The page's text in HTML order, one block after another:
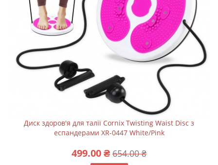
Диск здоров'я для талії Cornix Twisting Waist Disc з
еспандерами XR-0447 White/Pink
499.00 ₴ 654.00 ₴